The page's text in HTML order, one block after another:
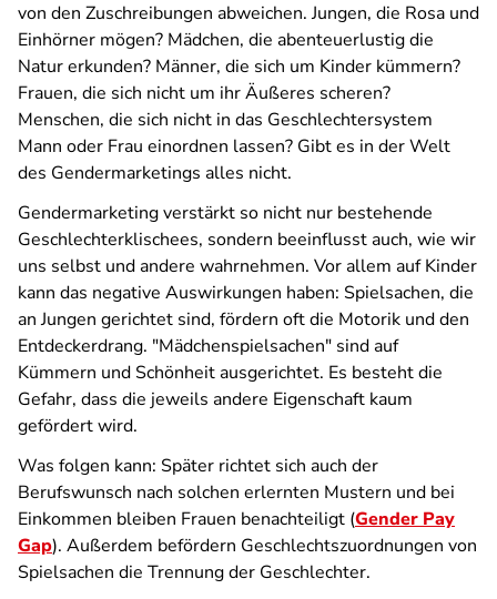
von den Zuschreibungen abweichen. Jungen, die Rosa und
Einhörner mögen? Mädchen, die abenteuerlustig die
Natur erkunden? Männer, die sich um Kinder kümmern?
Frauen, die sich nicht um ihr Äußeres scheren?
Menschen, die sich nicht in das Geschlechtersystem
Mann oder Frau einordnen lassen? Gibt es in der Welt
des Gendermarketings alles nicht.
Gendermarketing verstärkt so nicht nur bestehende
Geschlechterklischees, sondern beeinflusst auch, wie wir
uns selbst und andere wahrnehmen. Vor allem auf Kinder
kann das negative Auswirkungen haben: Spielsachen, die
an Jungen gerichtet sind, fördern oft die Motorik und den
Entdeckerdrang. "Mädchenspielsachen" sind auf
Kümmern und Schönheit ausgerichtet. Es besteht die
Gefahr, dass die jeweils andere Eigenschaft kaum
gefördert wird.
Was folgen kann: Später richtet sich auch der
Berufswunsch nach solchen erlernten Mustern und bei
Einkommen bleiben Frauen benachteiligt (Gender Pay
Gap). Außerdem befördern Geschlechtszuordnungen von
Spielsachen die Trennung der Geschlechter.